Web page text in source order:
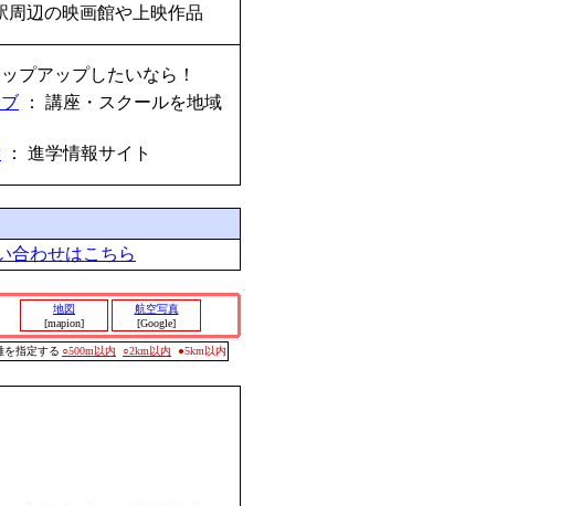
周辺の映画館や上映作品
プアップしたいなら！
： 講座・スクールを地域
： 進学情報サイト
合わせはこちら
地図
[mapion]
航空写真
[Google]
を指定する ○500m以内 ○2km以内 ●5km以内